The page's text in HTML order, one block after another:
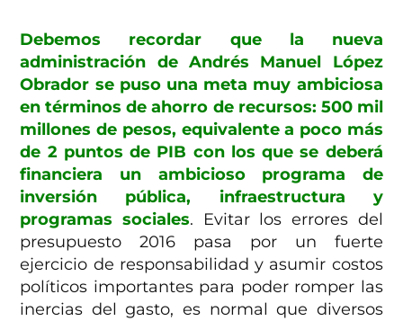
Debemos recordar que la nueva
administración de Andrés Manuel López
Obrador se puso una meta muy ambiciosa
en términos de ahorro de recursos: 500 mil
millones de pesos, equivalente a poco más
de 2 puntos de PIB con los que se deberá
financiera un ambicioso programa de
inversión pública, infraestructura y
programas sociales. Evitar los errores del
presupuesto 2016 pasa por un fuerte
ejercicio de responsabilidad y asumir costos
políticos importantes para poder romper las
inercias del gasto, es normal que diversos